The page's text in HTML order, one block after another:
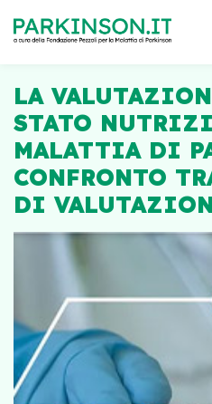
LA
STATO
MALATTIA DI
CONFRONTO
DI